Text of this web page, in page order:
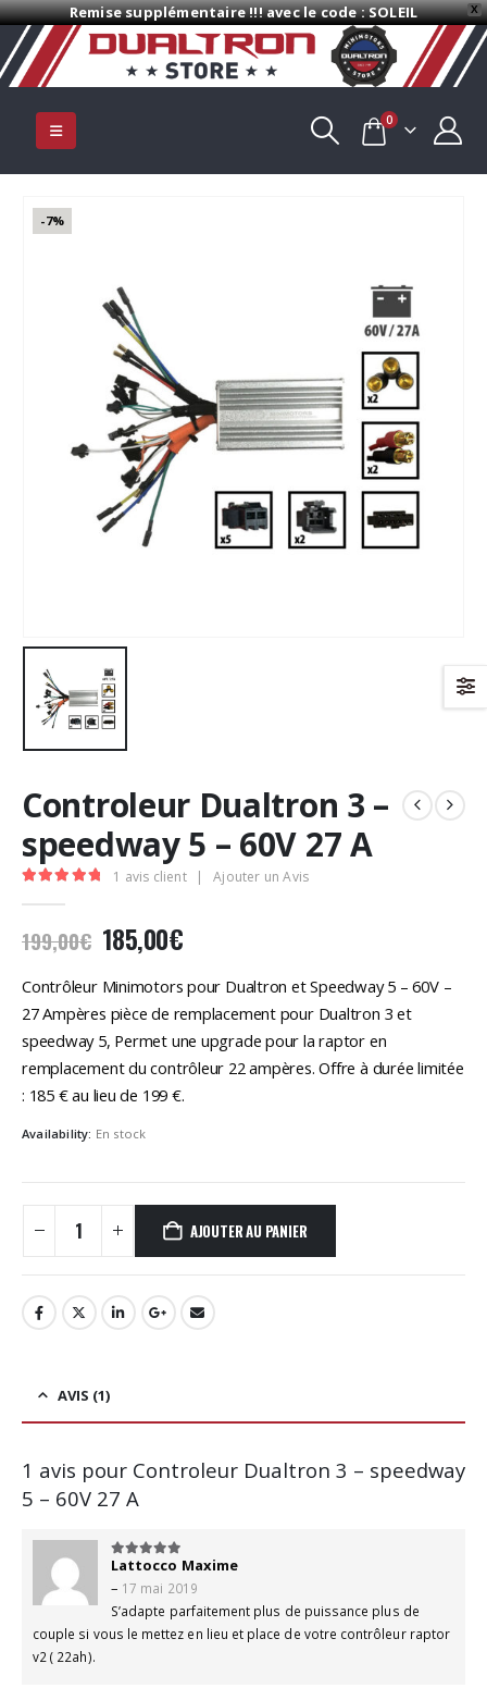
X
Remise supplémentaire !!! avec le code : SOLEIL
0
-7%
Controleur Dualtron 3 –
speedway 5 – 60V 27 A
1 avis client | Ajouter un Avis
199,00€ Le
prix
initial
était :
199,00€.
185,00€Le
actuel
est :
185,00€.
Contrôleur Minimotors pour Dualtron et Speedway 5 – 60V –
27 Ampères pièce de remplacement pour Dualtron 3 et
speedway 5, Permet une upgrade pour la raptor en
remplacement du contrôleur 22 ampères. Offre à durée limitée
: 185 € au lieu de 199 €.
Availability: En stock
AJOUTER AU PANIER
AVIS (1)
1 avis pour Controleur Dualtron 3 – speedway
5 – 60V 27 A
5sur 5
Lattocco Maxime
– 17 mai 2019
S’adapte parfaitement plus de puissance plus de
couple si vous le mettez en lieu et place de votre contrôleur raptor
v2 ( 22ah).